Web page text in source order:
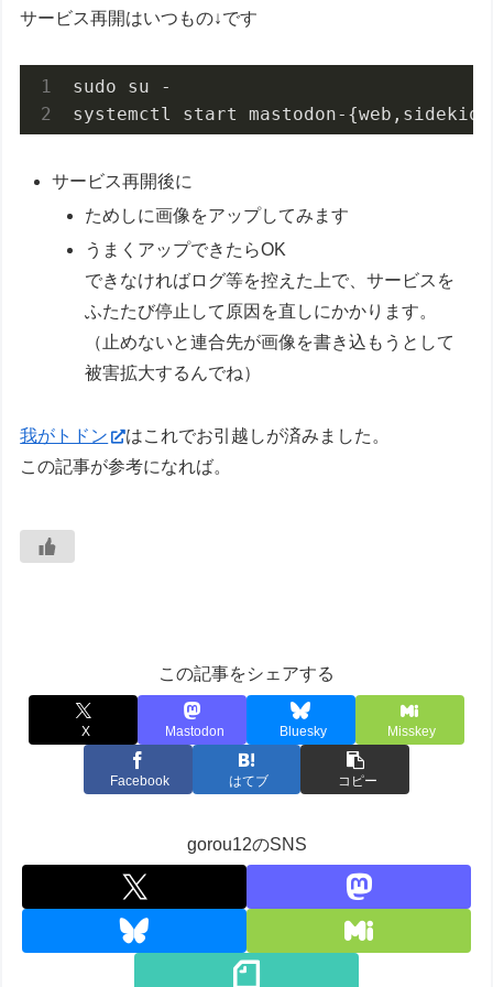
サービス再開はいつもの↓です
sudo su -
systemctl start mastodon-
サービス再開後に
ためしに画像をアップしてみます
うまくアップできたらOK
できなければログ等を控えた上で、サービスを
ふたたび停止して原因を直しにかかります。
（止めないと連合先が画像を書き込もうとして
被害拡大するんでね）
我がトドン
はこれでお引越しが済みました。
この記事が参考になれば。
この記事をシェアする
X Mastodon Bluesky Misskey
Facebook はてブ コピー
gorou12のSNS